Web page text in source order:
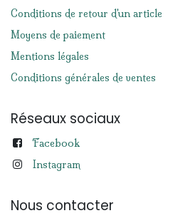
Conditions de retour d'un article
Moyens de paiement
Mentions légales
Conditions générales de ventes
Réseaux sociaux
Facebook
Instagram
Nous contacter